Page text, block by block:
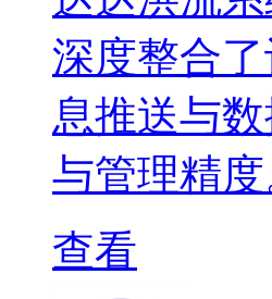
深度整合
息推送与
与管理精度
查看